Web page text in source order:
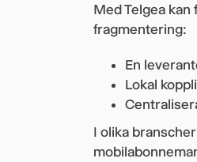
Med Telgea
fragmentering:
En
Lokal
I olika